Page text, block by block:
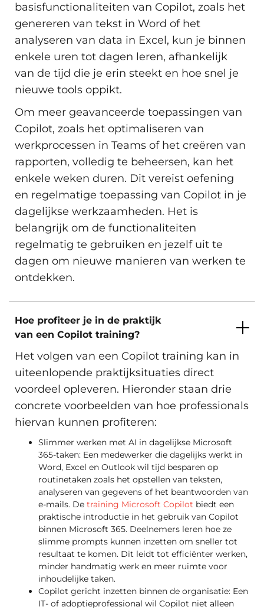
basisfunctionaliteiten van Copilot, zoals het
genereren van tekst in Word of het
analyseren van data in Excel, kun je binnen
enkele uren tot dagen leren, afhankelijk
van de tijd die je erin steekt en hoe snel je
nieuwe tools oppikt.
Om meer geavanceerde toepassingen van
Copilot, zoals het optimaliseren van
werkprocessen in Teams of het creëren van
rapporten, volledig te beheersen, kan het
enkele weken duren. Dit vereist oefening
en regelmatige toepassing van Copilot in je
dagelijkse werkzaamheden. Het is
belangrijk om de functionaliteiten
regelmatig te gebruiken en jezelf uit te
dagen om nieuwe manieren van werken te
ontdekken.
Hoe profiteer je in de praktijk
van een Copilot training?
Het volgen van een Copilot training kan in
uiteenlopende praktijksituaties direct
voordeel opleveren. Hieronder staan drie
concrete voorbeelden van hoe professionals
hiervan kunnen profiteren:
Slimmer werken met AI in dagelijkse Microsoft
365-taken: Een medewerker die dagelijks werkt in
Word, Excel en Outlook wil tijd besparen op
routinetaken zoals het opstellen van teksten,
analyseren van gegevens of het beantwoorden van
e-mails. De training Microsoft Copilot biedt een
praktische introductie in het gebruik van Copilot
binnen Microsoft 365. Deelnemers leren hoe ze
slimme prompts kunnen inzetten om sneller tot
resultaat te komen. Dit leidt tot efficiënter werken,
minder handmatig werk en meer ruimte voor
inhoudelijke taken.
Copilot gericht inzetten binnen de organisatie: Een
IT- of adoptieprofessional wil Copilot niet alleen